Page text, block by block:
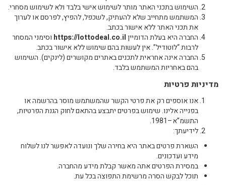
השימוש בתכני האתר מותר לשימוש אישי בלבד ולא לשימוש מסחרי.
המשתמש מתחייב שלא להעתיק, לשכפל, להפיץ, לפרסם או לערוך
את תכני האתר ללא אישור בכתב.
החברה היא בעלת הדומייןhttps://lottodeal.co.il וסימני המסחר
לרבות “לוטודיל”. אין לעשות בהם שימוש ללא אישור בכתב.
החברה אינה אחראית לתכנים באתרים מקושרים (לינקים). השימוש
בהם באחריות המשתמש בלבד.
מדיניות פרטיות
אנו אוספים רק את פרטי הקשר שהמשתמש מוסר בהרשמה או
בפנייה אלינו. שימוש בפרטים יתבצע בהתאם לחוק הגנת הפרטיות,
התשמ”א–1981.
לידיעתך:
השארת פרטים באתר היא בחירה שלך ונועדה לאפשר לנו לשלוח
מידע ועדכונים.
במסירת הפרטים אתה מאשר קבלת מידע מהחברה.
תוכל לבקש הסרה מרשימת התפוצה בכל עת.